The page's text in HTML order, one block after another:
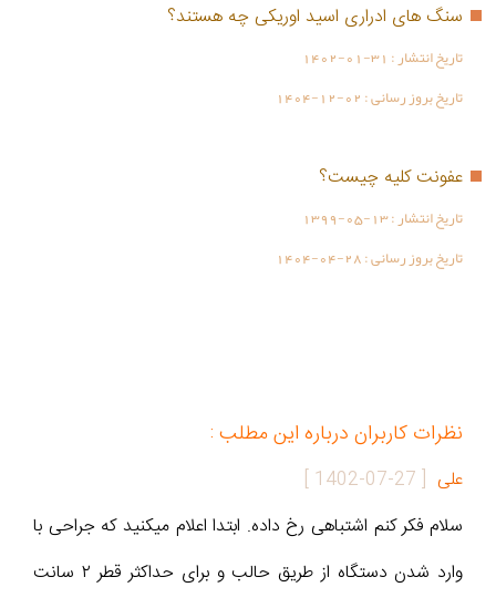
سنگ های ادراری اسید اوریکی چه هستند؟
تاریخ انتشار : 1402-01-31
تاریخ بروز رسانی :1404-12-02
عفونت کلیه چیست؟
تاریخ انتشار :1399-05-13
تاریخ بروز رسانی :1404-04-28
نظرات کاربران درباره این مطلب :
علی [
1402-07-27
]
سلام فکر کنم اشتباهی رخ داده. ابتدا اعلام میکنید که جراحی با
وارد شدن دستگاه از طریق حالب و برای حداکثر قطر ۲ سانت